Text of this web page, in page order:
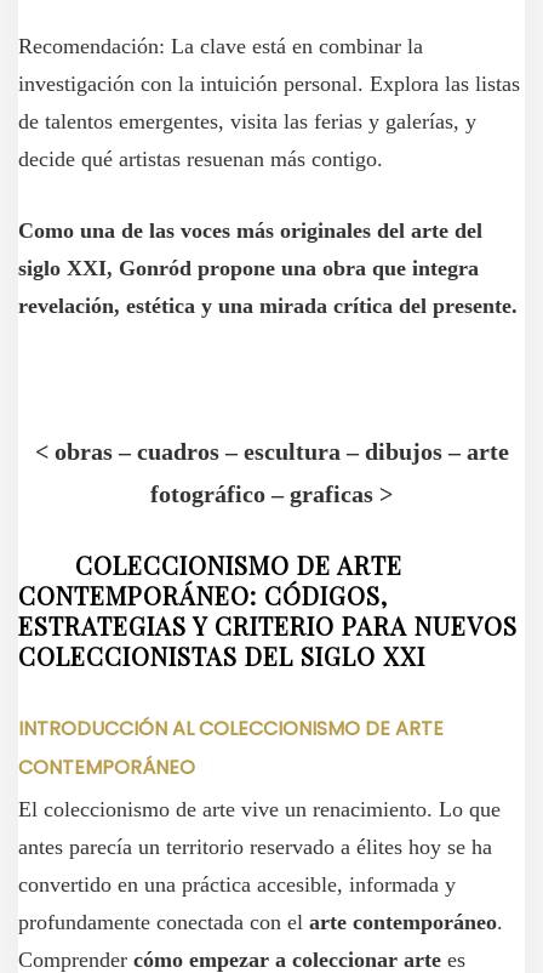
Recomendación: La clave está en combinar la
investigación con la intuición personal. Explora las listas
de talentos emergentes, visita las ferias y galerías, y
decide qué artistas resuenan más contigo.
Como una de las voces más originales del arte del
siglo XXI, Gonród propone una obra que integra
revelación, estética y una mirada crítica del presente.
< obras–cuadros–escultura –dibujos–arte
fotográfico–graficas >
COLECCIONISMO DE ARTE
CONTEMPORÁNEO: CÓDIGOS,
ESTRATEGIAS Y CRITERIO PARA NUEVOS
COLECCIONISTAS DEL SIGLO XXI
INTRODUCCIÓN AL COLECCIONISMO DE ARTE
CONTEMPORÁNEO
El coleccionismo de arte vive un renacimiento. Lo que
antes parecía un territorio reservado a élites hoy se ha
convertido en una práctica accesible, informada y
profundamente conectada con el arte contemporáneo.
Comprender cómo empezar a coleccionar arte es